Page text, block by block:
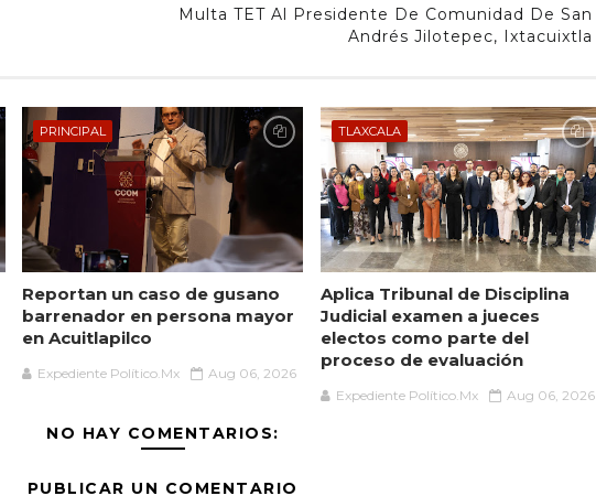
Multa TET Al Presidente De Comunidad De San
Andrés Jilotepec, Ixtacuixtla
PRINCIPAL
Reportan un caso de gusano
barrenador en persona mayor
en Acuitlapilco
Expediente Político.Mx Aug 06, 2026
TLAXCALA
Aplica Tribunal de Disciplina
Judicial examen a jueces
electos como parte del
proceso de evaluación
Expediente Político.Mx Aug 06, 2026
NO HAY COMENTARIOS:
PUBLICAR UN COMENTARIO